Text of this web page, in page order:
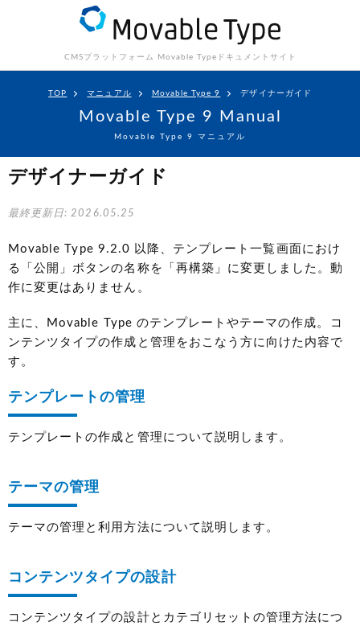
CMSプラットフォーム Movable Type ドキュメントサイト
TOP マニュアル Movable Type 9 デザイナーガイド
Movable Type 9 Manual
Movable Type 9 マニュアル
デザイナーガイド
最終更新日: 2026.05.25
Movable Type 9.2.0 以降、テンプレート一覧画面におけ
る「公開」ボタンの名称を「再構築」に変更しました。動
作に変更はありません。
主に、Movable Type のテンプレートやテーマの作成。コ
ンテンツタイプの作成と管理をおこなう方に向けた内容で
す。
テンプレートの管理
テンプレートの作成と管理について説明します。
テーマの管理
テーマの管理と利用方法について説明します。
コンテンツタイプの設計
コンテンツタイプの設計とカテゴリセットの管理方法につ